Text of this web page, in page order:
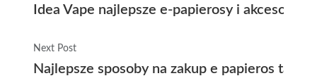
Idea Vape najlepsze e-papierosy i akcesoria
Next Post
Najlepsze sposoby na zakup e papieros tanio